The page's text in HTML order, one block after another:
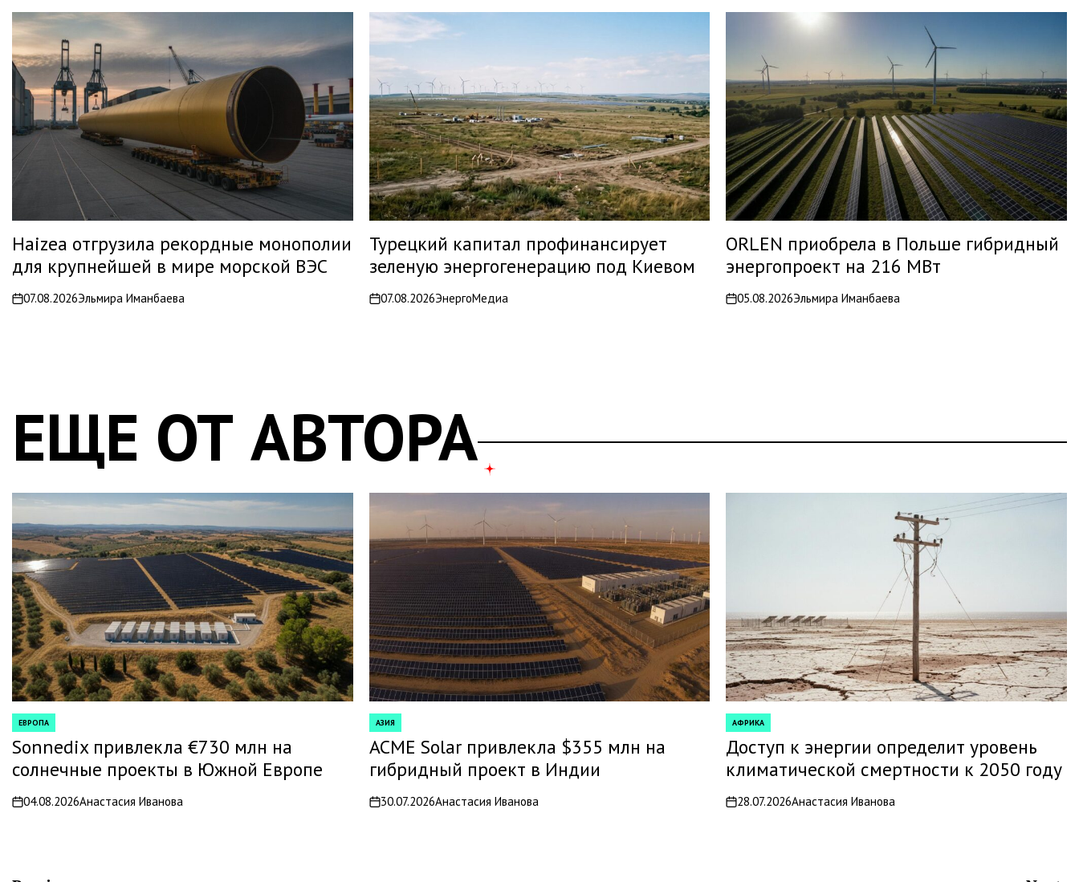
Haizea отгрузила рекордные монополии
для крупнейшей в мире морской ВЭС
on07.08.2026Эльмира Иманбаева
Турецкий капитал профинансирует
зеленую энергогенерацию под Киевом
on07.08.2026ЭнергоМедиа
ORLEN приобрела в Польше гибридный
энергопроект на 216 МВт
on05.08.2026Эльмира Иманбаева
ЕЩЕ ОТ АВТОРА
POSTED
IN
ЕВРОПА
Sonnedix привлекла €730 млн на
солнечные проекты в Южной Европе
on04.08.2026Анастасия Иванова
POSTED
IN
АЗИЯ
ACME Solar привлекла $355 млн на
гибридный проект в Индии
on30.07.2026Анастасия Иванова
POSTED
IN
АФРИКА
Доступ к энергии определит уровень
климатической смертности к 2050 году
on28.07.2026Анастасия Иванова